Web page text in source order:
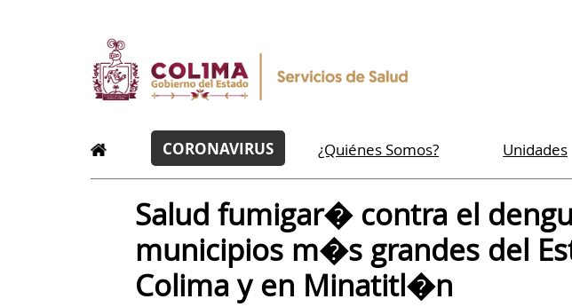
CORONAVIRUS ¿Quiénes Somos? Unidades
Salud fumigar� contra el
municipios m�s grandes del
Colima y en Minatitl�n